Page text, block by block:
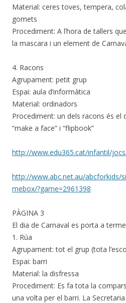
Material: ceres toves, tempera,
gomets
Procediment: A l’hora de tallers
la mascara i un element de
4. Racons
Agrupament: petit grup
Espai: aula d’informàtica
Material: ordinadors
Procediment: un dels racons és el
“make a face” i “flipbook”
http://www.edu365.cat/infantil/
http://www.abc.net.au/abcforkids/
mebox/?game=2961398
PÀGINA 3
El dia de Carnaval es porta a
1. Rúa
Agrupament: tot el grup (tota
Espai: barri
Material: la disfressa
Procediment: Es fa tota la
una volta per el barri. La